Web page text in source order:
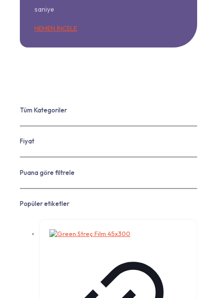
saniye
HEMEN İNCELE
Tüm Kategoriler
Fiyat
Puana göre filtrele
Popüler etiketler